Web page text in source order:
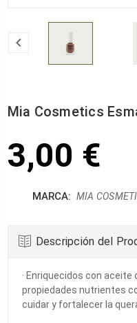
Mia Cosmetics
3,00 €
MARCA: MIA
Descripción del
· Enriquecidos con
propiedades nutrientes
cuidar y fortalecer la